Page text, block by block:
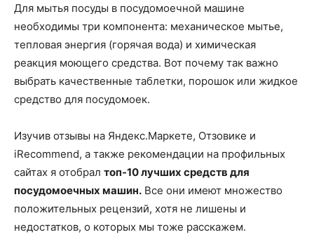
Для мытья посуды в посудомоечной машине
необходимы три компонента: механическое мытье,
тепловая энергия (горячая вода) и химическая
реакция моющего средства. Вот почему так важно
выбрать качественные таблетки, порошок или жидкое
средство для посудомоек.
Изучив отзывы на Яндекс.Маркете, Отзовике и
iRecommend, а также рекомендации на профильных
сайтах я отобрал топ-10 лучших средств для
посудомоечных машин. Все они имеют множество
положительных рецензий, хотя не лишены и
недостатков, о которых мы тоже расскажем.